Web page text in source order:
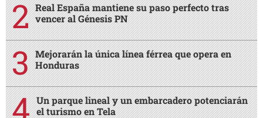
Real España mantiene su paso perfecto tras
vencer al Génesis PN
Mejorarán la única línea férrea que opera en
Honduras
Un parque lineal y un embarcadero potenciarán
el turismo en Tela